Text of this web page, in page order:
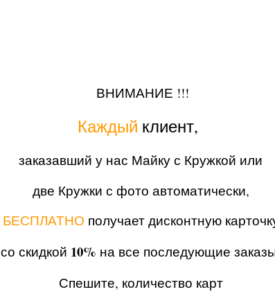
ВНИМАНИЕ !!!
Каждый клиент,
заказавший у нас Майку с Кружкой или
две Кружки с фото автоматически,
БЕСПЛАТНО получает дисконтную
со скидкой 10% на все последующие
Спешите, количество карт